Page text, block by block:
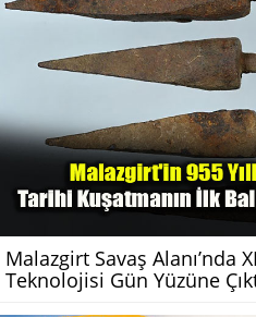
Malazgirt Savaş Alanı’nda
Teknolojisi Gün Yüzüne